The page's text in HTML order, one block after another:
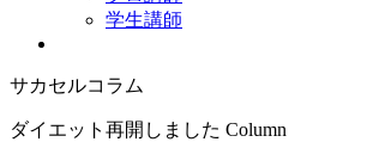
学生講師
サカセルコラム
ダイエット再開しました Column